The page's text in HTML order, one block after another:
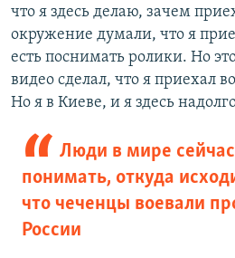
что я здесь делаю, зачем
окружение думали, что я
есть поснимать ролики. Но
видео сделал, что я приехал
Но я в Киеве, и я здесь
Люди в мире
понимать, откуда
что чеченцы воевали
России